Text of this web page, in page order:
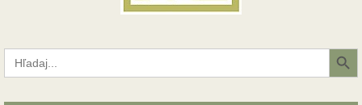
Search
for:
Search Button